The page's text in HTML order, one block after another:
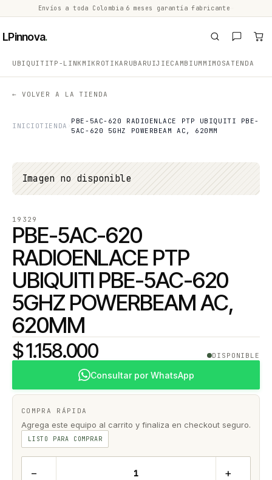
Envíos a toda Colombia 6 meses garantía fabricante
LPinnova.
UBIQUITITP-LINK MIKROTIKARUBA RUIJIECAMBIUM MIMOSATENDA
← VOLVER A LA TIENDA
INICIOTIENDA
PBE-5AC-620 RADIOENLACE PTP UBIQUITI PBE-
5AC-620 5GHZ POWERBEAM AC, 620MM
Imagen no disponible
19329
PBE-5AC-620
RADIOENLACE PTP
UBIQUITI PBE-5AC-620
5GHZ POWERBEAM AC,
620MM
$ 1.158.000 DISPONIBLE
Consultar por WhatsApp
COMPRA RÁPIDA
Agrega este equipo al carrito y finaliza en checkout seguro.
LISTO PARA COMPRAR
− +